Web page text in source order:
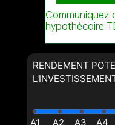
RENDEMENT